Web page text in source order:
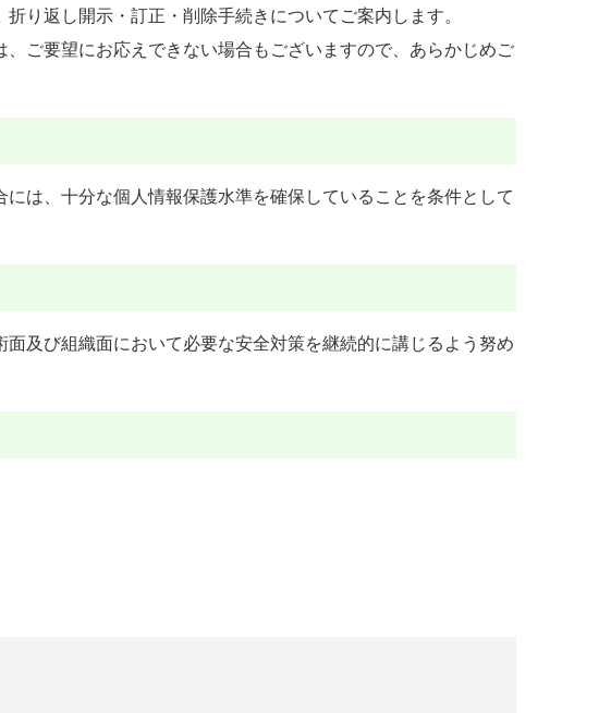
り返し開示・訂正・削除手続きについてご案内します。
ご要望にお応えできない場合もございますので、あらかじめご
は、十分な個人情報保護水準を確保していることを条件として
及び組織面において必要な安全対策を継続的に講じるよう努め